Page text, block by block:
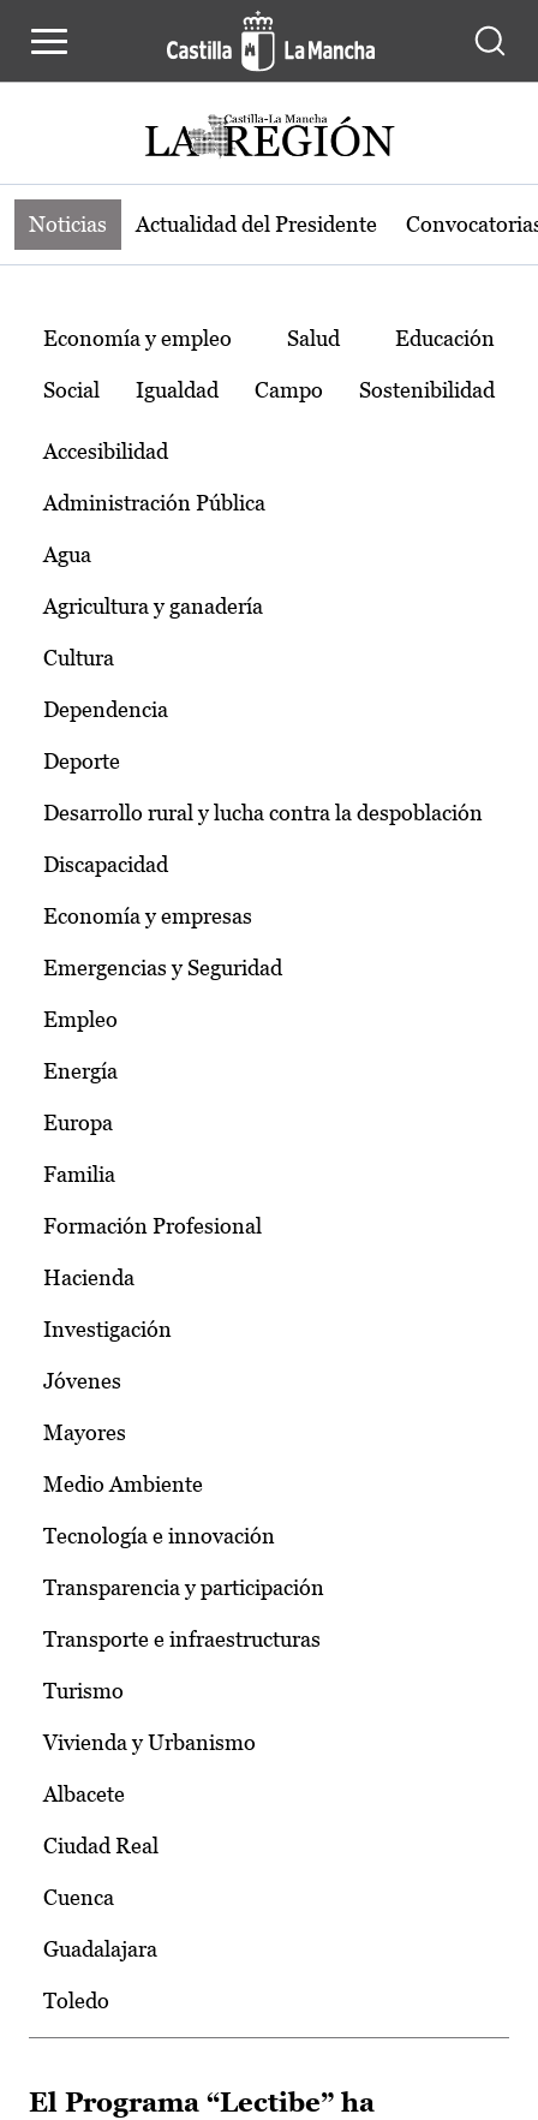
Noticias de la región de Castilla-La
Noticias Actualidad del Presidente
Temas
Economía y empleo Salud Educación
Social Igualdad Campo Sostenibilidad
Accesibilidad
Administración Pública
Agua
Agricultura y ganadería
Cultura
Dependencia
Deporte
Desarrollo rural y lucha contra la despoblación
Discapacidad
Economía y empresas
Emergencias y Seguridad
Empleo
Energía
Europa
Familia
Formación Profesional
Hacienda
Investigación
Jóvenes
Mayores
Medio Ambiente
Tecnología e innovación
Transparencia y participación
Transporte e infraestructuras
Turismo
Vivienda y Urbanismo
Albacete
Ciudad Real
Cuenca
Guadalajara
Toledo
El Programa “Lectibe” ha